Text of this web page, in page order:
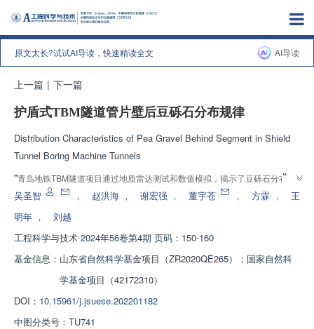
原文太长?试试AI导读，快速精读全文 AI导读
上一篇 | 下一篇
护盾式TBM隧道管片壁后豆砾石分布规律
Distribution Characteristics of Pea Gravel Behind Segment in Shield
Tunnel Boring Machine Tunnels
“青岛地铁TBM隧道项目通过地质雷达测试和数值模拟，揭示了豆砾石分布特
征及其对管片受力的影响，为TBM隧道施工提供指导。
”
吴圣智 ， 赵洪海 ， 谢宏强 ， 董宇苍 ， 方霖 ，
王
明年 ，
刘越
工程科学与技术 2024年56卷第4期 页码：150-160
基金信息： 山东省自然科学基金项目（ZR2020QE265）；国家自然科
学基金项目（42172310）
DOI： 10.15961/j.jsuese.202201182
中图分类号： TU741